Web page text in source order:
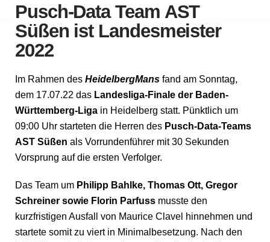
Pusch-Data Team AST
Süßen ist Landesmeister
2022
Im Rahmen des HeidelbergMans fand am Sonntag,
dem 17.07.22 das Landesliga-Finale der Baden-
Württemberg-Liga in Heidelberg statt. Pünktlich um
09:00 Uhr starteten die Herren des Pusch-Data-Teams
AST Süßen als Vorrundenführer mit 30 Sekunden
Vorsprung auf die ersten Verfolger.
Das Team um Philipp Bahlke, Thomas Ott, Gregor
Schreiner sowie Florin Parfuss musste den
kurzfristigen Ausfall von Maurice Clavel hinnehmen und
startete somit zu viert in Minimalbesetzung. Nach den